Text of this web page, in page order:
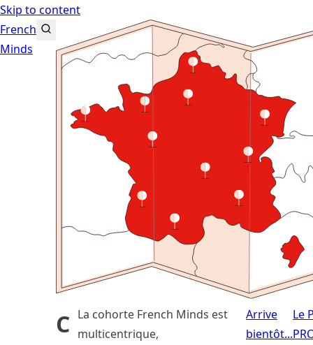
Skip to content
French
Minds
C La cohorte French Minds est
multicentrique,
Arrive
bientôt...
Le